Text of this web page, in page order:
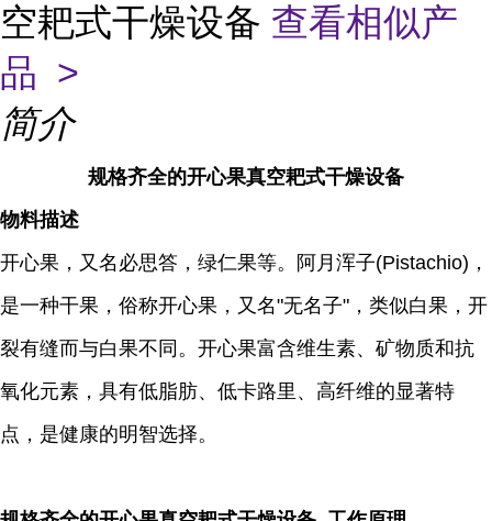
空耙式干燥设备 查看相似产
品 >
简介
规格齐全的开心果真空耙式干燥设备
物料描述
开心果，又名必思答，绿仁果等。阿月浑子(Pistachio)，
是一种干果，俗称开心果，又名"无名子"，类似白果，开
裂有缝而与白果不同。开心果富含维生素、矿物质和抗
氧化元素，具有低脂肪、低卡路里、高纤维的显著特
点，是健康的明智选择。